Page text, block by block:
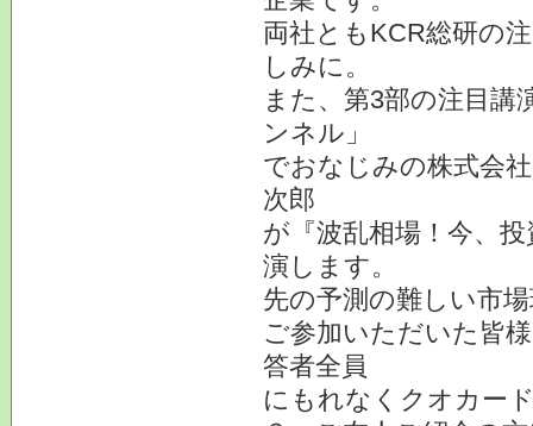
両社ともKCR総研の
しみに。
また、第3部の注目
ンネル」
でおなじみの株式会
次郎
が『波乱相場！今、
演します。
先の予測の難しい市
ご参加いただいた皆
答者全員
にもれなくクオカー